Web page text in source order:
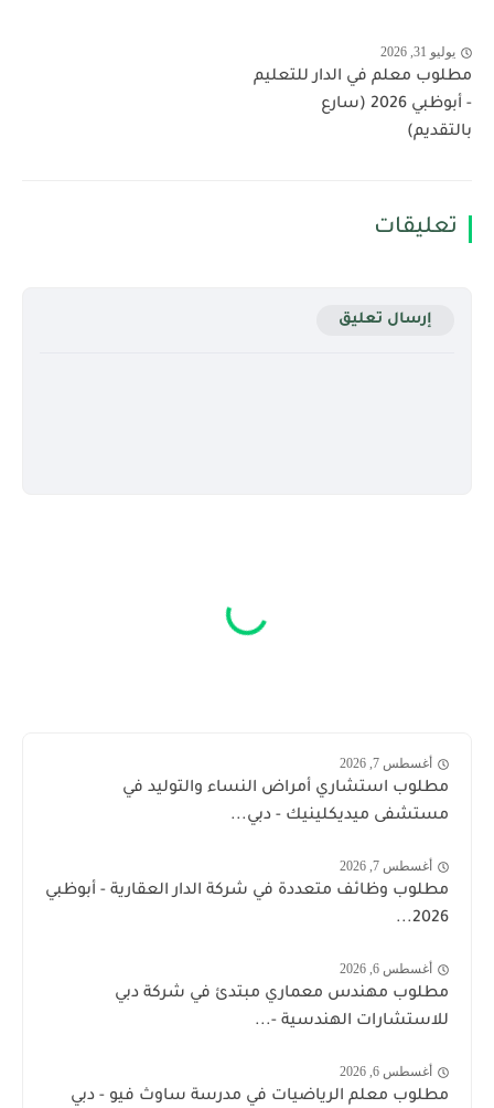
يوليو 31, 2026
مطلوب معلم في الدار للتعليم
- أبوظبي 2026 (سارع
بالتقديم)
تعليقات
إرسال تعليق
أغسطس 7, 2026
مطلوب استشاري أمراض النساء والتوليد في
مستشفى ميديكلينيك - دبي...
أغسطس 7, 2026
مطلوب وظائف متعددة في شركة الدار العقارية - أبوظبي
2026...
أغسطس 6, 2026
مطلوب مهندس معماري مبتدئ في شركة دبي
للاستشارات الهندسية -...
أغسطس 6, 2026
مطلوب معلم الرياضيات في مدرسة ساوث فيو - دبي